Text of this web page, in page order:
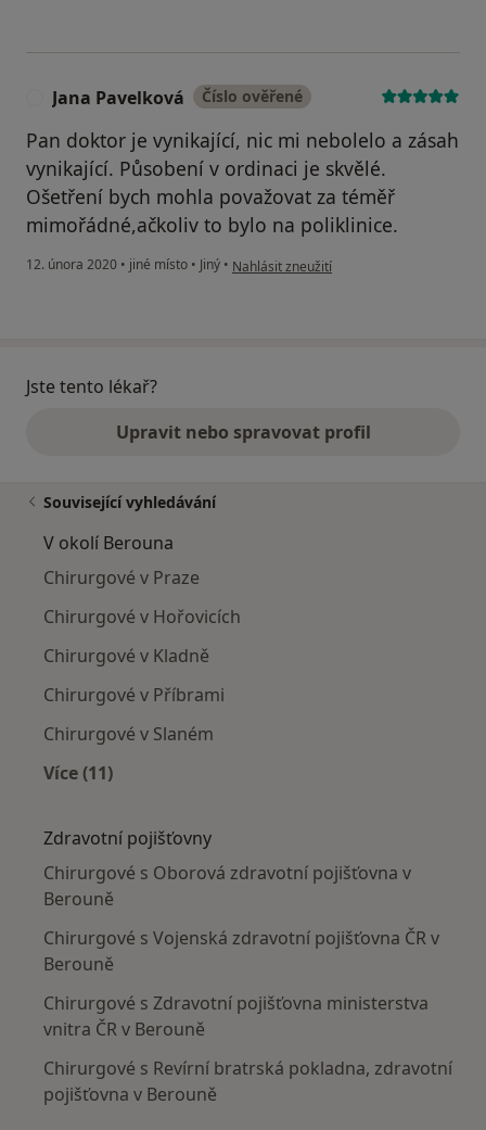
Jana Pavelková Číslo ověřené
Pan doktor je vynikající, nic mi nebolelo a zásah
vynikající. Působení v ordinaci je skvělé.
Ošetření bych mohla považovat za téměř
mimořádné,ačkoliv to bylo na poliklinice.
12. února 2020 • jiné místo • Jiný • podle názoru uživatele Jana Pavelková
Nahlásit zneužití
Jste tento lékař?
Upravit nebo spravovat profil
Související vyhledávání
V okolí Berouna
Chirurgové v Praze
Chirurgové v Hořovicích
Chirurgové v Kladně
Chirurgové v Příbrami
Chirurgové v Slaném
Více (11)
Zdravotní pojišťovny
Chirurgové s Oborová zdravotní pojišťovna v
Berouně
Chirurgové s Vojenská zdravotní pojišťovna ČR v
Berouně
Chirurgové s Zdravotní pojišťovna ministerstva
vnitra ČR v Berouně
Chirurgové s Revírní bratrská pokladna, zdravotní
pojišťovna v Berouně